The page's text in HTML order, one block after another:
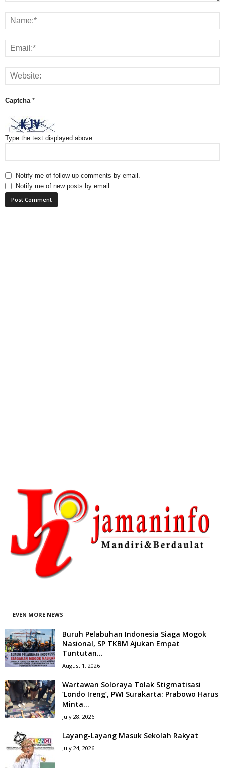
Captcha *
Type the text displayed above:
Notify me of follow-up comments by email.
Notify me of new posts by email.
EVEN MORE NEWS
Buruh Pelabuhan Indonesia Siaga Mogok
Nasional, SP TKBM Ajukan Empat
Tuntutan...
August 1, 2026
Wartawan Soloraya Tolak Stigmatisasi
‘Londo Ireng’, PWI Surakarta: Prabowo Harus
Minta...
July 28, 2026
Layang-Layang Masuk Sekolah Rakyat
July 24, 2026